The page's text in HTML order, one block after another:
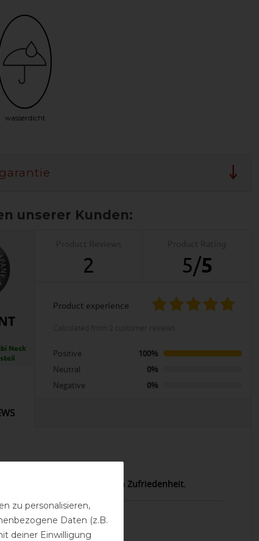
wasserdicht
Neck
2 5/5
product experience
Positive
100%
Neutral
0%
Negative
0%
bei Bucas alles zur vollsten Zufriedenheit.
18.12.2023
gerne wieder!!!
zu personalisieren,
Daten (z.B.
deiner Einwilligung